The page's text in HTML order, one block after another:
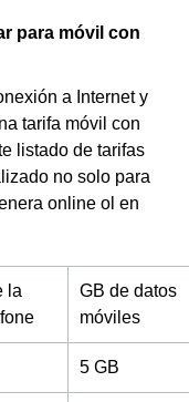
para móvil con
a Internet y
tarifa móvil con
listado de tarifas
no solo para
online ol en
la
GB de datos
móviles
5 GB